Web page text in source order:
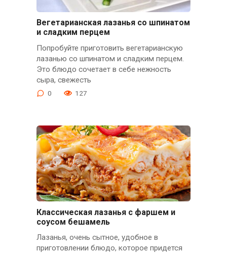
Вегетарианская лазанья со шпинатом
и сладким перцем
Попробуйте приготовить вегетарианскую
лазанью со шпинатом и сладким перцем.
Это блюдо сочетает в себе нежность
сыра, свежесть
0 127
Классическая лазанья с фаршем и
соусом бешамель
Лазанья, очень сытное, удобное в
приготовлении блюдо, которое придется